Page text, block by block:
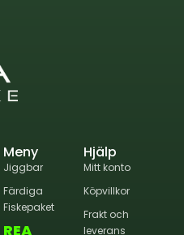
Meny
Jiggbar
Färdiga
Fiskepaket
REA
Hjälp
Mitt konto
Köpvillkor
Frakt och
leverans